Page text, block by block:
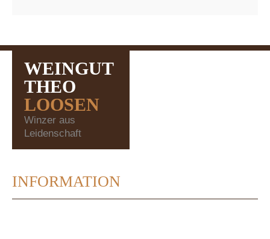
WEINGUT
THEO
LOOSEN
Winzer aus
Leidenschaft
INFORMATION